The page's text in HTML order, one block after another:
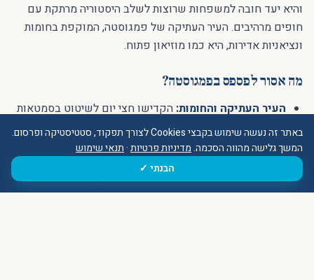
והיא יעד חובה למשפחות שרוצות לשלב היסטוריה מרתקת עם
חופים מרהיבים. העיר העתיקה של פמגוסטה, המוקפת בחומות
ונציאניות אדירות, היא כמו מוזיאון פתוח.
מה אסור לפספס בפמגוסטה?
העיר העתיקה והחומות: הקדישו חצי יום לשיטוט בסמטאות
העיר העתיקה. המבנה המרכזי הואמסגד לאלה מוסטפא
פאשה, שהיה בעברו קתדרלה גותית מפוארת (קתדרלת סנט
ניקולס). השילוב האדריכלי הוא מדהים. אל תוותרו על טיול
רגלי על החומות העצומות; הנופים הנשקפים מהן על העיר
באתר זה נעשה שימוש בקבצי Cookies לצורך תפקוד, סטטיסטיקה ופרסום.
המשך גלישה מהווה הסכמה.מדיניות פרטיות·תנאי שימוש
הבנתי ✓